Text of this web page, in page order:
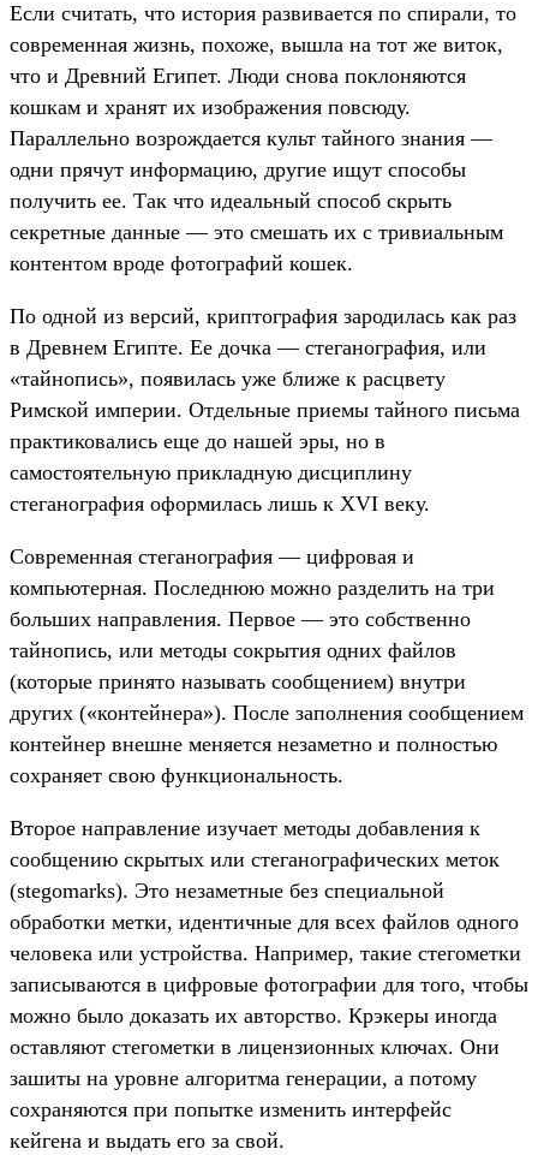
Если считать, что история развивается по спирали, то
современная жизнь, похоже, вышла на тот же виток,
что и Древний Египет. Люди снова поклоняются
кошкам и хранят их изображения повсюду.
Параллельно возрождается культ тайного знания —
одни прячут информацию, другие ищут способы
получить ее. Так что идеальный способ скрыть
секретные данные — это смешать их с тривиальным
контентом вроде фотографий кошек.
По одной из версий, криптография зародилась как раз
в Древнем Египте. Ее дочка — стеганография, или
«тайнопись», появилась уже ближе к расцвету
Римской империи. Отдельные приемы тайного письма
практиковались еще до нашей эры, но в
самостоятельную прикладную дисциплину
стеганография оформилась лишь к XVI веку.
Современная стеганография — цифровая и
компьютерная. Последнюю можно разделить на три
больших направления. Первое — это собственно
тайнопись, или методы сокрытия одних файлов
(которые принято называть сообщением) внутри
других («контейнера»). После заполнения сообщением
контейнер внешне меняется незаметно и полностью
сохраняет свою функциональность.
Второе направление изучает методы добавления к
сообщению скрытых или стеганографических меток
(stegomarks). Это незаметные без специальной
обработки метки, идентичные для всех файлов одного
человека или устройства. Например, такие стегометки
записываются в цифровые фотографии для того, чтобы
можно было доказать их авторство. Крэкеры иногда
оставляют стегометки в лицензионных ключах. Они
зашиты на уровне алгоритма генерации, а потому
сохраняются при попытке изменить интерфейс
кейгена и выдать его за свой.